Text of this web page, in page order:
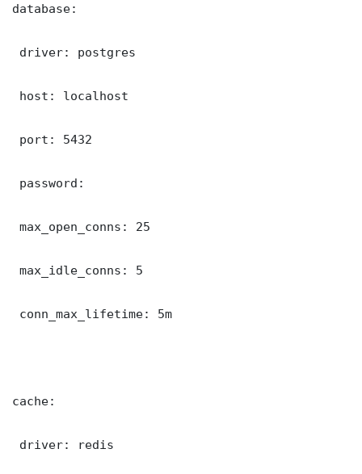
database:
driver: postgres
host: localhost
port: 5432
password:
max_open_conns: 25
max_idle_conns: 5
conn_max_lifetime: 5m
cache:
driver: redis